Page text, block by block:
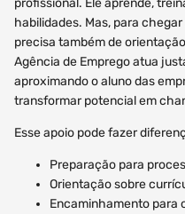
habilidades. Mas, para
precisa também de
Agência de Emprego atua
aproximando o aluno das
transformar potencial em
Esse apoio pode fazer
Preparação para
Orientação sobre
Encaminhamento para